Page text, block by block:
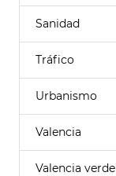
Sanidad
Tráfico
Urbanismo
Valencia
Valencia verde